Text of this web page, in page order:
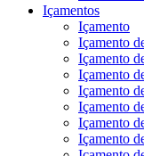
Içamentos
Içamento
Içamento
Içamento
Içamento
Içamento
Içamento
Içamento
Içamento